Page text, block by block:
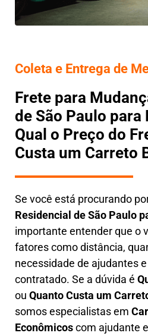
Coleta e Entrega de
Frete para
de São Paulo
Qual o Preço do
Custa um Carreto
Se você está procurando
Residencial de São Paulo
importante entender que o
fatores como distância,
necessidade de ajudantes
contratado. Se a dúvida é
ou Quanto Custa um
somos especialistas em
Econômicoscom ajudante e